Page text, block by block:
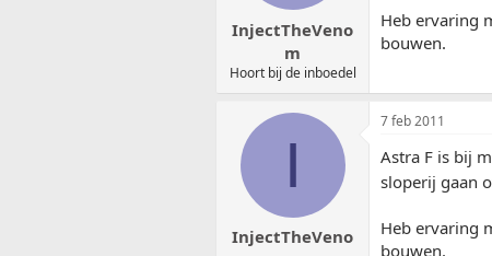
InjectTheVeno
m
Hoort bij de inboedel
Heb ervaring
bouwen.
I
InjectTheVeno
7 feb 2011
Astra F is bij
sloperij gaan
Heb ervaring
bouwen.